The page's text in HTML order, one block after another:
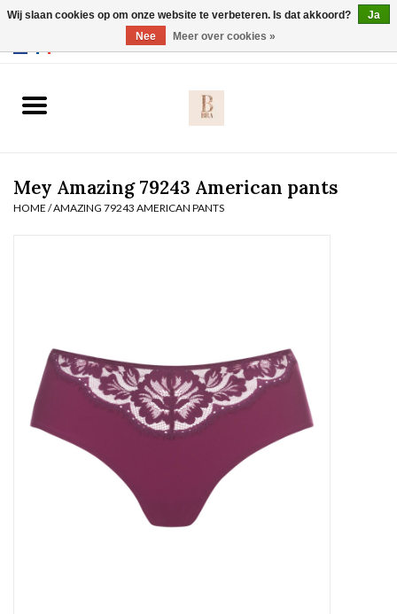
Slip
Homewear
Badmode
Lingerie-accessoires
Mey Amazing 79243 American pants
HOME /AMAZING 79243 AMERICAN PANTS
Wij slaan cookies op om onze website te verbeteren. Is dat akkoord?
Ja
Nee
Meer over cookies »
Webshop werkt met EU maten. .